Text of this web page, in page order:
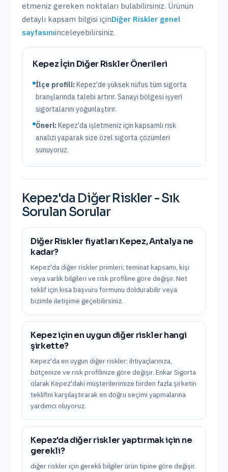
etmeniz gereken noktaları bulabilirsiniz. Ürünün
detaylı kapsam bilgisi içinDiğer Riskler genel
sayfasınıinceleyebilirsiniz.
Kepezİçin Diğer RisklerÖnerileri
İlçe profili:Kepez'de yüksek nüfus tüm sigorta
branşlarında talebi artırır. Sanayi bölgesi işyeri
sigortalarını yoğunlaştırır.
Öneri:Kepez'da işletmeniz için kapsamlı risk
analizi yaparak size özel sigorta çözümleri
sunuyoruz.
Kepez'da Diğer Riskler- Sık
Sorulan Sorular
Diğer Riskler fiyatları Kepez, Antalya ne
kadar?
Kepez'da diğer riskler primleri; teminat kapsamı, kişi
veya varlık bilgileri ve risk profiline göre değişir. Net
teklif için kısa başvuru formunu doldurabilir veya
bizimle iletişime geçebilirsiniz.
Kepez için en uygun diğer riskler hangi
şirkette?
Kepez'da en uygun diğer riskler; ihtiyaçlarınıza,
bütçenize ve risk profilinize göre değişir. Enkar Sigorta
olarak Kepez'daki müşterilerimize birden fazla şirketin
teklifini karşılaştırarak en doğru seçimi yapmalarına
yardımcı oluyoruz.
Kepez'da diğer riskler yaptırmak için ne
gerekli?
diğer riskler için gerekli bilgiler ürün tipine göre değişir.